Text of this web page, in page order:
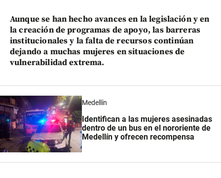
Aunque se han hecho avances en la legislación y en
la creación de programas de apoyo, las barreras
institucionales y la falta de recursos continúan
dejando a muchas mujeres en situaciones de
vulnerabilidad extrema.
Medellín
Identifican a las mujeres asesinadas
dentro de un bus en el nororiente de
Medellín y ofrecen recompensa